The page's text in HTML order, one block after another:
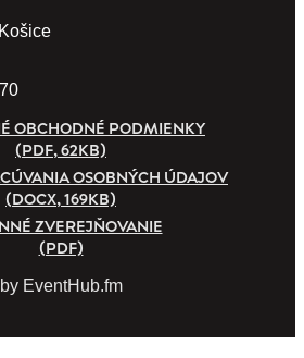
OBCHODNÉ PODMIENKY
(PDF, 62KB)
OSOBNÝCH ÚDAJOV
(DOCX, 169KB)
ZVEREJŇOVANIE
(PDF)
EventHub.fm